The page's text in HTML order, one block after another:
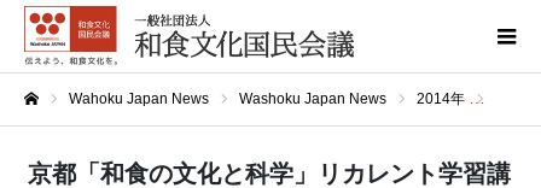
Wahoku Japan News Washoku Japan News 2014年
京都「和食の文化と科学」リカレント学習講